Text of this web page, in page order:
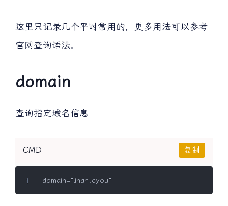
这里只记录几个平时常用的，更多用法可以参考
官网查询语法。
domain
查询指定域名信息
CMD 复制